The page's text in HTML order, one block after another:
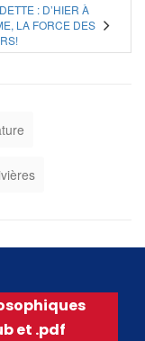
: D’HIER À
LA FORCE DES
et .pdf